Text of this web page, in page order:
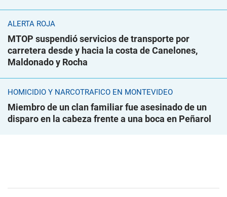
ALERTA ROJA
MTOP suspendió servicios de transporte por
carretera desde y hacia la costa de Canelones,
Maldonado y Rocha
HOMICIDIO Y NARCOTRÁFICO EN MONTEVIDEO
Miembro de un clan familiar fue asesinado de un
disparo en la cabeza frente a una boca en Peñarol